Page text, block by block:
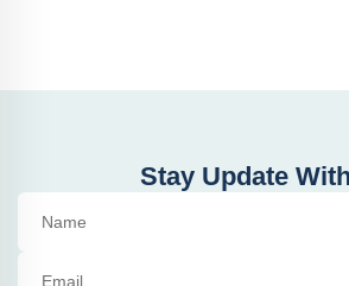
Stay Update